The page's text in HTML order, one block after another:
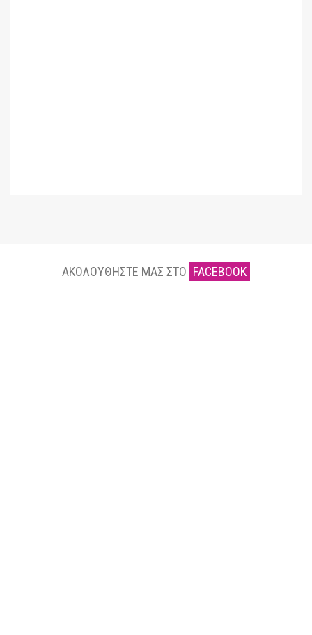
ΑΚΟΛΟΥΘΗΣΤΕ ΜΑΣ ΣΤΟ FACEBOOK